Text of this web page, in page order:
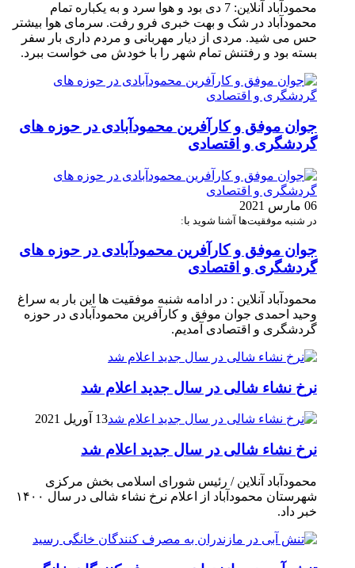
محمودآباد آنلاین: 7 دی بود و هوا سرد و به یکباره تمام
محمودآباد در شک و بهت خبری فرو رفت. سرمای هوا بیشتر
حس می شید. مردی از دیار مهربانی و مردم داری بار سفر
بسته بود و رفتنش تمام شهر را با خودش می خواست ببرد.
جوان موفق و کارآفرین محمودآبادی در حوزه های
گردشگری و اقتصادی
06 مارس 2021
در شنبه موفقیت‌ها آشنا شوید با:
جوان موفق و کارآفرین محمودآبادی در حوزه های
گردشگری و اقتصادی
محمودآباد آنلاین : در ادامه شنبه موفقیت ها این بار به سراغ
وحید احمدی جوان موفق و کارآفرین محمودآبادی در حوزه
گردشگری و اقتصادی آمدیم.
نرخ نشاء شالی در سال جدید اعلام شد
13 آوریل 2021
نرخ نشاء شالی در سال جدید اعلام شد
محمودآباد آنلاین / رئیس شورای اسلامی بخش مرکزی
شهرستان محمودآباد از اعلام نرخ نشاء شالی در سال ۱۴۰۰
خبر داد.